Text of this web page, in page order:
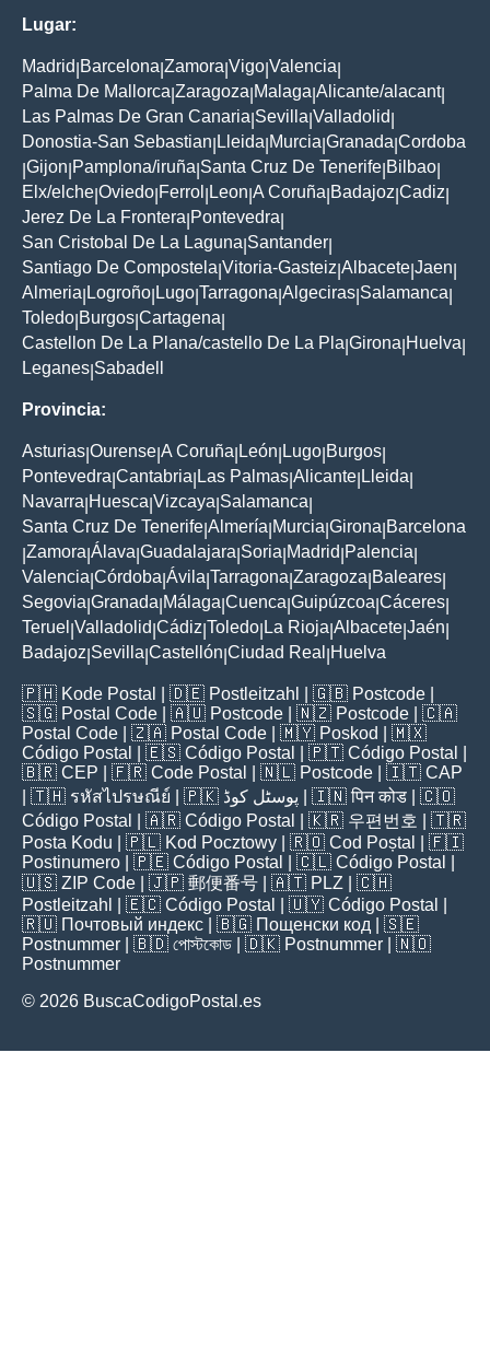
Lugar:
Madrid Barcelona Zamora Vigo Valencia
Palma De Mallorca Zaragoza Malaga Alicante/alacant|
Las Palmas De Gran Canaria Sevilla Valladolid
Donostia-San Sebastian Lleida Murcia Granada Cordoba
Gijon Pamplona/iruña Santa Cruz De Tenerife Bilbao
Elx/elche Oviedo Ferrol Leon A Coruña Badajoz Cadiz
Jerez De La Frontera Pontevedra
San Cristobal De La Laguna Santander
Santiago De Compostela Vitoria-Gasteiz Albacete Jaen
Almeria Logroño Lugo Tarragona Algeciras Salamanca
Toledo Burgos Cartagena
Castellon De La Plana/castello De La Pla Girona Huelva
Leganes Sabadell
Provincia:
Asturias Ourense A Coruña León Lugo Burgos
Pontevedra Cantabria Las Palmas Alicante Lleida
Navarra Huesca Vizcaya Salamanca
Santa Cruz De Tenerife Almería Murcia Girona Barcelona
Zamora Álava Guadalajara Soria Madrid Palencia
Valencia Córdoba Ávila Tarragona Zaragoza Baleares
Segovia Granada Málaga Cuenca Guipúzcoa Cáceres
Teruel Valladolid Cádiz Toledo La Rioja Albacete Jaén
Badajoz Sevilla Castellón Ciudad Real Huelva
🇵🇭 Kode Postal | 🇩🇪 Postleitzahl | 🇬🇧 Postcode
🇸🇬 Postal Code | 🇦🇺 Postcode | 🇳🇿 Postcode | 🇨🇦
Postal Code | 🇿🇦 Postal Code | 🇲🇾 Poskod
| 🇲🇽
Código Postal
| 🇪🇸 Código Postal | 🇵🇹 Código Postal
🇧🇷 CEP | 🇫🇷 Code Postal | 🇳🇱 Postcode | 🇮🇹 CAP
| 🇹🇭 รหัสไปรษณีย์ | 🇵🇰 پوسٹل کوڈ | 🇮🇳पिन कोड | 🇨🇴
Código Postal
| 🇦🇷 Código Postal | 🇰🇷 우편번호
| 🇹🇷
Posta Kodu | 🇵🇱 Kod Pocztowy | 🇷🇴 Cod Poștal
| 🇫🇮
Postinumero | 🇵🇪 Código Postal | 🇨🇱 Código Postal
🇺🇸 ZIP Code | 🇯🇵 郵便番号 | 🇦🇹 PLZ | 🇨🇭
Postleitzahl
| 🇪🇨 Código Postal | 🇺🇾 Código Postal
🇷🇺 Почтовый индекс | 🇧🇬 Пощенски код | 🇸🇪
Postnummer | 🇧🇩 পোস্টকোড | 🇩🇰 Postnummer | 🇳🇴
Postnummer
© 2026 BuscaCodigoPostal.es